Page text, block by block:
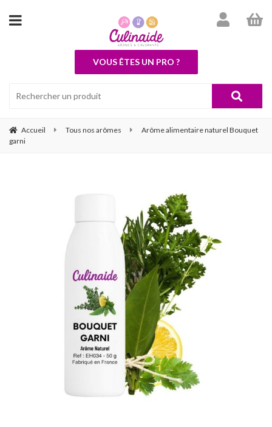
VOUS ÊTES UN PRO ?
Accueil Tous nos arômes
Arôme alimentaire naturel Bouquet
garni